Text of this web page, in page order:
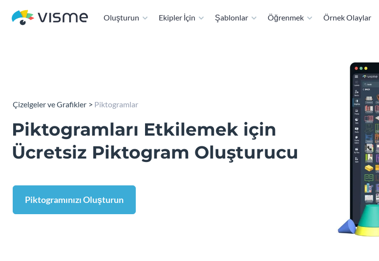
Oluşturun Ekipler İçin Şablonlar Öğrenmek Örnek Olaylar
Çizelgeler ve Grafikler Piktogramlar
Piktogramları Etkilemek için
Ücretsiz Piktogram Oluşturucu
Piktogramınızı Oluşturun